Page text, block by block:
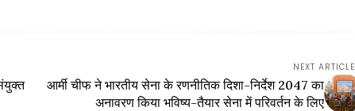
NEXT ARTICLE
आर्मी चीफ ने भारतीय सेना के रणनीतिक दिशा-निर्देश 2047 का
अनावरण किया भविष्य-तैयार सेना में परिवर्तन के लिए